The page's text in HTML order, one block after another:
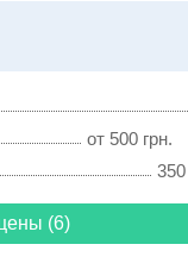
от 500 грн.
350
(6)